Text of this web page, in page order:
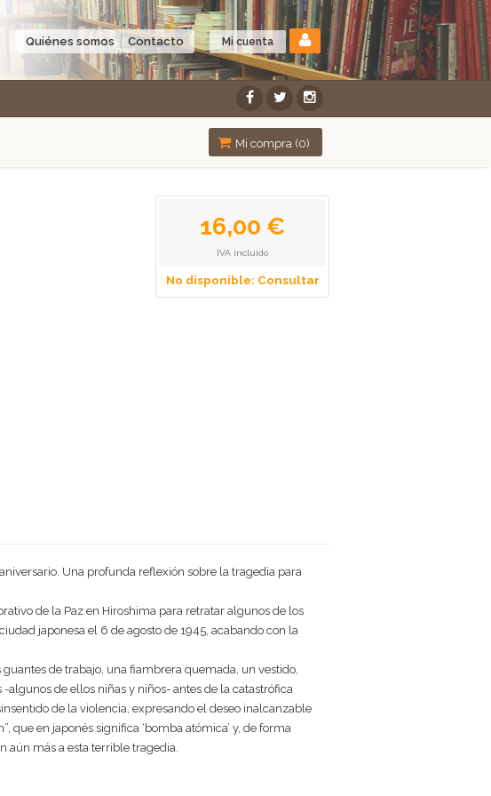
Mi cuenta
Quiénes somos Contacto
Mi compra (0)
16,00 €
IVA incluido
No disponible: Consultar
Una profunda reflexión sobre la tragedia para
de la Paz en Hiroshima para retratar algunos de los
japonesa el 6 de agosto de 1945, acabando con la
guantes de trabajo, una fiambrera quemada, un vestido,
algunos de ellos niñas y niños- antes de la catastrófica
de la violencia, expresando el deseo inalcanzable
en japonés significa ‘bomba atómica’ y, de forma
aún más a esta terrible tragedia.